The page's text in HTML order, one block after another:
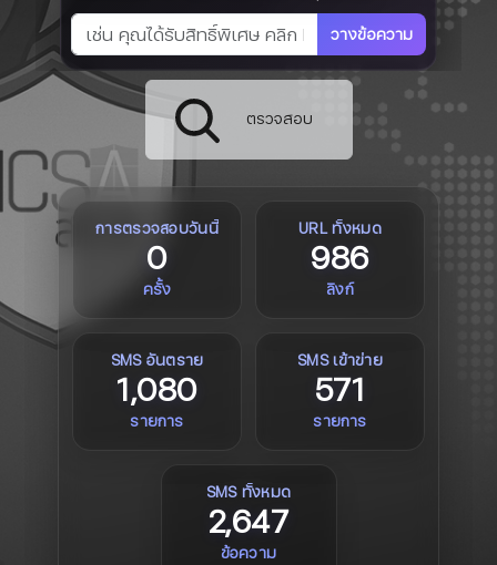
วางข้อความ
ตรวจสอบ
การตรวจสอบวันนี้
0
ครั้ง
URL ทั้งหมด
986
ลิงก์
SMS อันตราย
1,080
รายการ
SMS เข้าข่าย
571
รายการ
SMS ทั้งหมด
2,647
ข้อความ